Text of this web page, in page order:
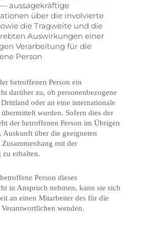
aussagekräftige
über die involvierte
die Tragweite und die
Auswirkungen einer
Verarbeitung für die
Person
betroffenen Person ein
darüber zu, ob personenbezogene
oder an eine internationale
wurden. Sofern dies der
der betroffenen Person im Übrigen
Auskunft über die geeigneten
mit der
erhalten.
Person dieses
in Anspruch nehmen, kann sie sich
an einen Mitarbeiter des für die
wenden.